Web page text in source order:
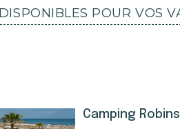
POUR VOS
Camping